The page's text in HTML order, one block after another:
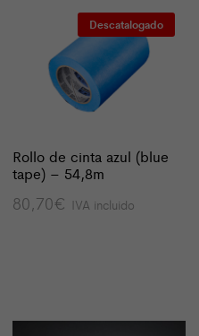
Descatalogado
Rollo de cinta azul (blue
tape) – 54,8m
80,70€ IVA incluido